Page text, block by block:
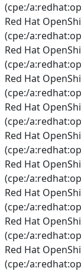
(cpe:/
Red Hat
(cpe:/
Red Hat
(cpe:/
Red Hat
(cpe:/
Red Hat
(cpe:/
Red Hat
(cpe:/
Red Hat
(cpe:/
Red Hat
(cpe:/
Red Hat
(cpe:/
Red Hat
(cpe:/